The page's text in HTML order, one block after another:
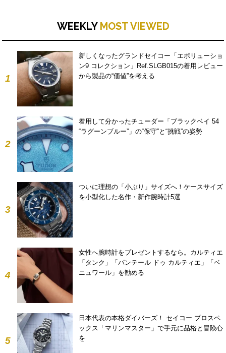
WEEKLY MOST VIEWED
1
新しくなったグランドセイコー「エボリューショ
ン9 コレクション」Ref.SLGB015の着用レビュー
から製品の“価値”を考える
2
着用して分かったチューダー「ブラックベイ 54
“ラグーンブルー”」の“保守”と“挑戦”の姿勢
3
ついに理想の「小ぶり」サイズへ！ケースサイズ
を小型化した名作・新作腕時計5選
4
女性へ腕時計をプレゼントするなら。カルティエ
「タンク」「パンテール ドゥ カルティエ」「ベ
ニュワール」を勧める
5
日本代表の本格ダイバーズ！ セイコー プロスペ
ックス「マリンマスター」で手元に品格と冒険心
を